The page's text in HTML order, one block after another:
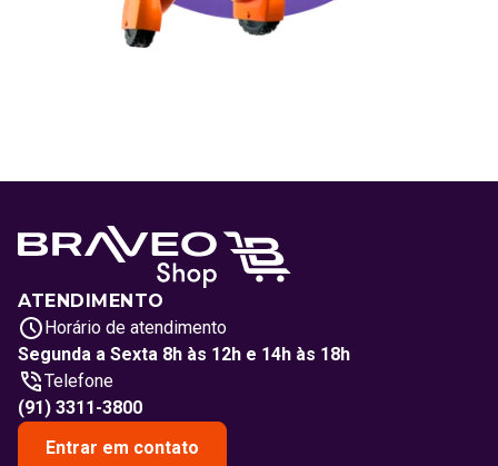
ATENDIMENTO
Horário de atendimento
Segunda a Sexta 8h às 12h e 14h às 18h
Telefone
(91) 3311-3800
Entrar em contato